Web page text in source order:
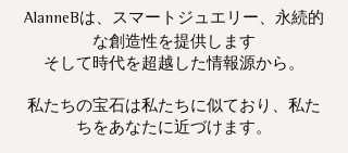
AlanneBは、スマートジュエリー、永続的
な創造性を提供します
そして時代を超越した情報源から。
私たちの宝石は私たちに似ており、私た
ちをあなたに近づけます。